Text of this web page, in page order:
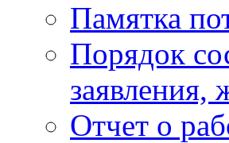
Памятка
Порядок
заявления,
Отчет о